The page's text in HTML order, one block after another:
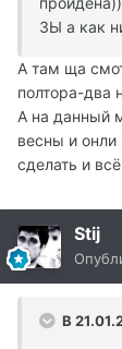
ЗЫ а как
А там ща
полтора-два
А на данный
весны и
сделать и
Stij
В